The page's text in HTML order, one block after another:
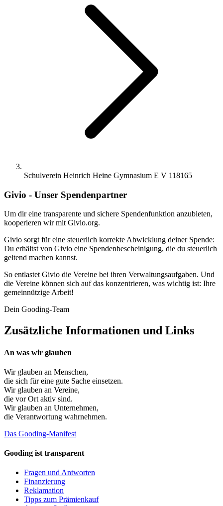
Schulverein Heinrich Heine Gymnasium E V 118165
Givio - Unser Spendenpartner
Um dir eine transparente und sichere Spendenfunktion anzubieten,
kooperieren wir mit Givio.org.
Givio sorgt für eine steuerlich korrekte Abwicklung deiner Spende:
Du erhältst von Givio eine Spendenbescheinigung, die du steuerlich
geltend machen kannst.
So entlastet Givio die Vereine bei ihren Verwaltungsaufgaben. Und
die Vereine können sich auf das konzentrieren, was wichtig ist: Ihre
gemeinnützige Arbeit!
Dein Gooding-Team
Zusätzliche Informationen und Links
An was wir glauben
Wir glauben an Menschen,
die sich für eine gute Sache einsetzen.
Wir glauben an Vereine,
die vor Ort aktiv sind.
Wir glauben an Unternehmen,
die Verantwortung wahrnehmen.
Das Gooding-Manifest
Gooding ist transparent
Fragen und Antworten
Finanzierung
Reklamation
Tipps zum Prämienkauf